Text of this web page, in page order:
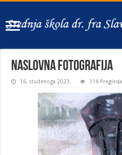
naslovna fotografija
16. studenoga 2023. 116 Pregleda